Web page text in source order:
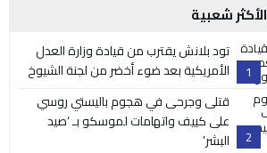
الأكثر شعبية
1
تود بلانش يقترب من قيادة وزارة العدل
الأمريكية بعد ضوء أخضر من لجنة الشيوخ
2
قتلى وجرحى في هجوم باليستي روسي
على كييف واتهامات لموسكو بـ ‘صيد
البشر’